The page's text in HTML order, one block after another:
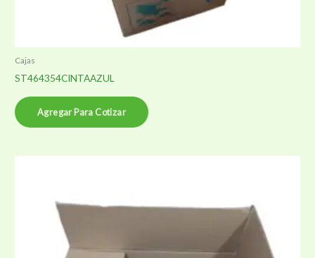
Cajas
ST464354CINTAAZUL
Agregar Para Cotizar